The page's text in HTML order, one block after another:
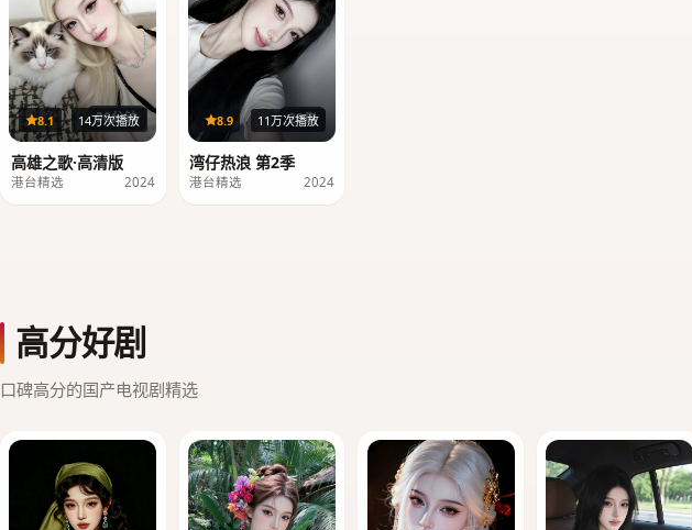
96分钟
8.1 14万次播放
高雄之歌·高清版
港台精选 2024
20集
8.9 11万次播放
湾仔热浪 第2季
港台精选 2024
高分好剧
口碑高分的国产电视剧精选